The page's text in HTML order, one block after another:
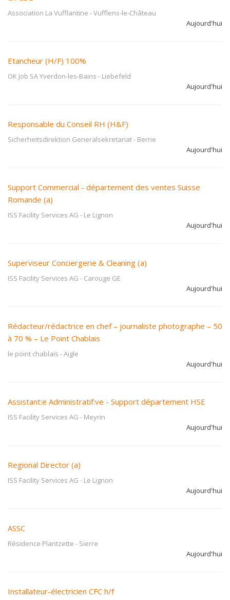
Association La Vufflantine -Vufflens-le-Château
Aujourd'hui
Etancheur (H/F) 100%
OK Job SA Yverdon-les-Bains - Liebefeld
Aujourd'hui
Responsable du Conseil RH (H&F)
Sicherheitsdirektion Generalsekretariat- Berne
Aujourd'hui
Support Commercial - département des ventes Suisse
Romande (a)
ISS Facility Services AG - Le Lignon
Aujourd'hui
Superviseur Conciergerie & Cleaning (a)
ISS Facility Services AG - Carouge GE
Aujourd'hui
Rédacteur/rédactrice en chef – journaliste photographe – 50
à 70 % – Le Point Chablais
le point chablais -Aigle
Aujourd'hui
Assistant:e Administratif:ve - Support département HSE
ISS Facility Services AG - Meyrin
Aujourd'hui
Regional Director (a)
ISS Facility Services AG - Le Lignon
Aujourd'hui
ASSC
Résidence Plantzette - Sierre
Aujourd'hui
Installateur-électricien CFC h/f